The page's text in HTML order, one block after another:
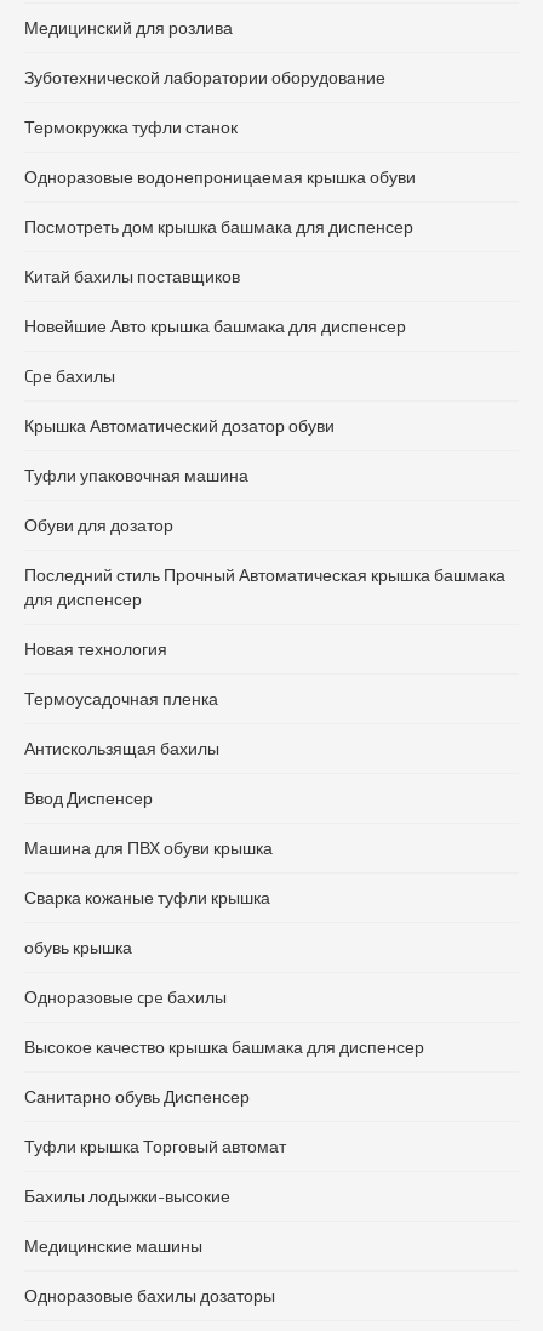
Медицинский для розлива
Зуботехнической лаборатории оборудование
Термокружка туфли станок
Одноразовые водонепроницаемая крышка обуви
Посмотреть дом крышка башмака для диспенсер
Китай бахилы поставщиков
Новейшие Авто крышка башмака для диспенсер
Cpe бахилы
Крышка Автоматический дозатор обуви
Туфли упаковочная машина
Обуви для дозатор
Последний стиль Прочный Автоматическая крышка башмака
для диспенсер
Новая технология
Термоусадочная пленка
Антискользящая бахилы
Ввод Диспенсер
Машина для ПВХ обуви крышка
Сварка кожаные туфли крышка
обувь крышка
Одноразовые cpe бахилы
Высокое качество крышка башмака для диспенсер
Санитарно обувь Диспенсер
Туфли крышка Торговый автомат
Бахилы лодыжки-высокие
Медицинские машины
Одноразовые бахилы дозаторы